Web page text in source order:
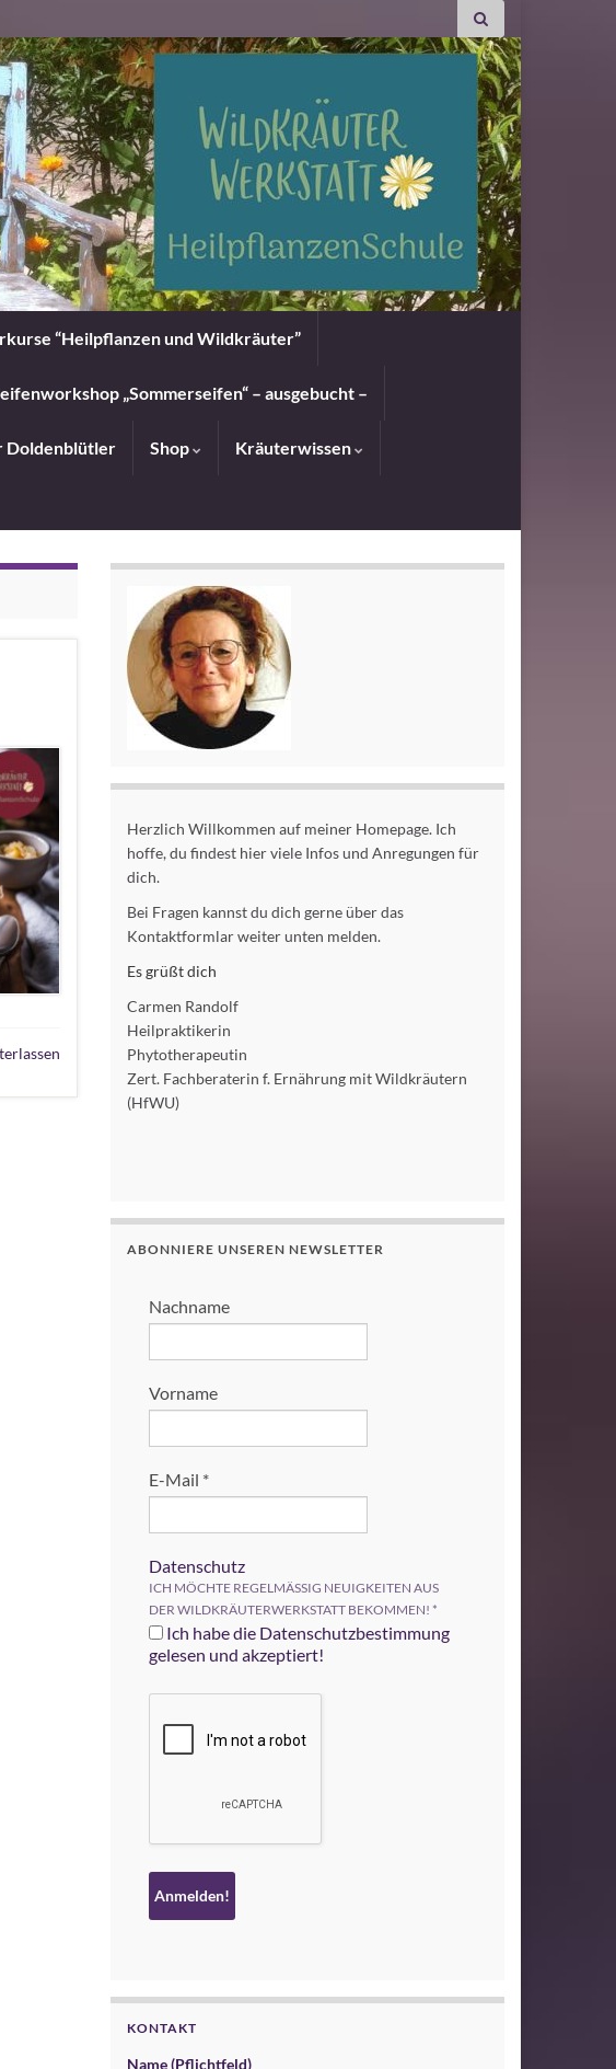
“Heilpflanzen und Wildkräuter”
„Sommerseifen“ – ausgebucht –
Doldenblütler Shop Kräuterwissen
Herzlich Willkommen auf meiner Homepage. Ich
hoffe, du findest hier viele Infos und Anregungen für
dich.
Bei Fragen kannst du dich gerne über das
Kontaktformlar weiter unten melden.
Es grüßt dich
Carmen Randolf
Heilpraktikerin
Phytotherapeutin
Zert. Fachberaterin f. Ernährung mit Wildkräutern
(HfWU)
ABONNIERE UNSEREN NEWSLETTER
Nachname
Vorname
E-Mail *
Datenschutz
ICH MÖCHTE REGELMÄSSIG NEUIGKEITEN AUS
DER WILDKRÄUTERWERKSTATT BEKOMMEN! *
Ich habe die Datenschutzbestimmung
gelesen und akzeptiert!
KONTAKT
Name (Pflichtfeld)